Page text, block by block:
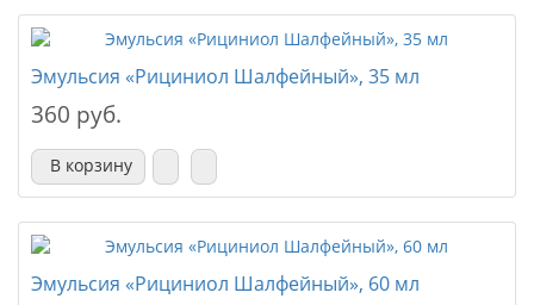
Эмульсия «Рициниол Шалфейный», 35 мл
360 руб.
В корзину
Эмульсия «Рициниол Шалфейный», 60 мл